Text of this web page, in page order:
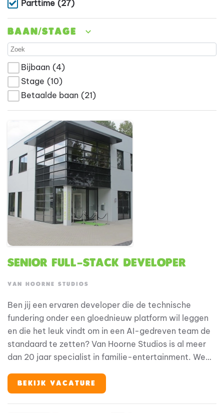
Parttime (27)
Baan/stage
Bijbaan (4)
Stage (10)
Betaalde baan (21)
Senior Full-Stack Developer
VAN HOORNE STUDIOS
Ben jij een ervaren developer die de technische
fundering onder een gloednieuw platform wil leggen
en die het leuk vindt om in een AI-gedreven team de
standaard te zetten? Van Hoorne Studios is al meer
dan 20 jaar specialist in familie-entertainment. We
hun helden te ontmoeten, op elke plek en elk
moment. We zijn eigenaar van geliefde merken als
BEKIJK VACATURE